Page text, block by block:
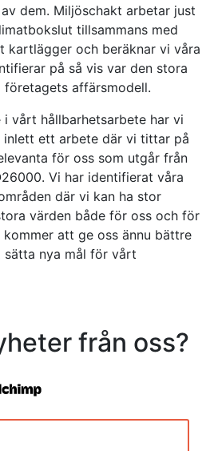
dem. Miljöschakt arbetar just
tillsammans med
kartlägger och beräknar vi våra
på så vis var den stora
affärsmodell.
i vårt hållbarhetsarbete har vi
inlett ett arbete där vi tittar på
för oss som utgår från
Vi har identifierat våra
där vi kan ha stor
värden både för oss och för
att ge oss ännu bättre
nya mål för vårt
från oss?